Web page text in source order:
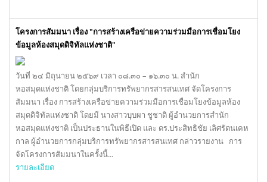
โครงการสัมมนา เรื่อง "การสร้างเครือข่ายความร่วมมือการเชื่อมโยง
ข้อมูลห้องสมุดดิจิทัลแห่งชาติ"
วันที่ ๒๔ มิถุนายน ๒๕๖๙ เวลา ๐๘.๓๐ – ๑๖.๓๐ น. สำนัก
หอสมุดแห่งชาติ โดยกลุ่มบริการทรัพยากรสารสนเทศ จัดโครงการ
สัมมนา เรื่อง การสร้างเครือข่ายความร่วมมือการเชื่อมโยงข้อมูลห้อง
สมุดดิจิทัลแห่งชาติ โดยมี นางสาวบุบผา ชูชาติ ผู้อำนวยการสำนัก
หอสมุดแห่งชาติ เป็นประธานในพิธีเปิด และ ดร.ประสิทธิชัย เลิศรัตนเคห
กาล ผู้อำนวยการกลุ่มบริการทรัพยากรสารสนเทศ กล่าวรายงาน การ
จัดโครงการสัมมนาในครั้งนี้...
รายละเอียด